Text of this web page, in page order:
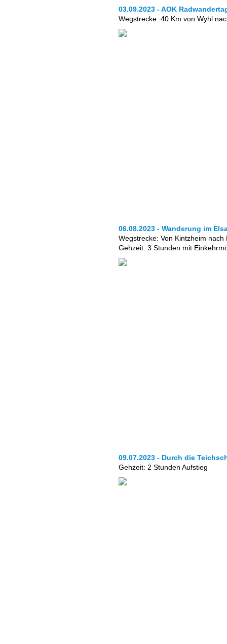
03.09.2023 - AOK
Wegstrecke: 40 Km von Wyhl
06.08.2023 - Wanderung im
Wegstrecke: Von Kintzheim nach
Gehzeit: 3 Stunden mit
09.07.2023 - Durch die
Gehzeit: 2 Stunden Aufstieg